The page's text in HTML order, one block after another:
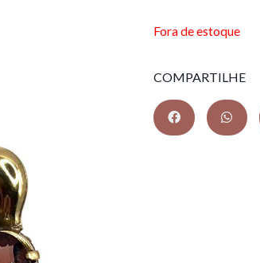
Fora de estoque
COMPARTILHE